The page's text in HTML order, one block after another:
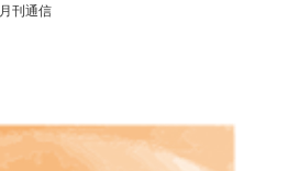
月刊通信